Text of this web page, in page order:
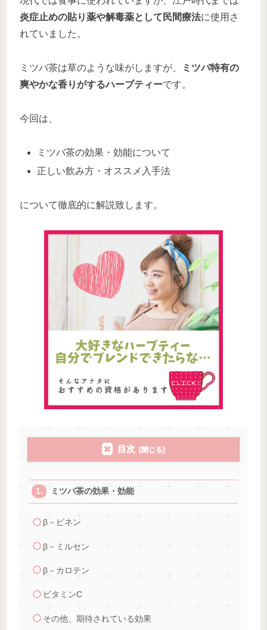
炎症止めの貼り薬や解毒薬として民間療法に使用さ
れていました。
ミツバ茶は草のような味がしますが、
ミツバ特有の
爽やかな香りがするハーブティーです。
今回は、
ミツバ茶の効果・効能について
正しい飲み方・オススメ入手法
について徹底的に解説致します。
目次
ミツバ茶の効果・効能
β－ピネン
β－ミルセン
β－カロテン
ビタミンC
その他、期待されている効果